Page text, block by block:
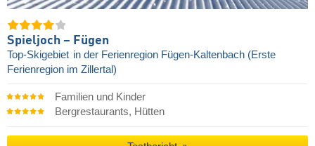
Spieljoch – Fügen
Top-Skigebiet in der Ferienregion Fügen-Kaltenbach (Erste
Ferienregion im Zillertal)
Familien und Kinder
Bergrestaurants, Hütten